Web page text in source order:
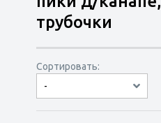
трубочки
Сортировать:
-
по дате
по популярности
сначала дешёвые
сначала дорогие